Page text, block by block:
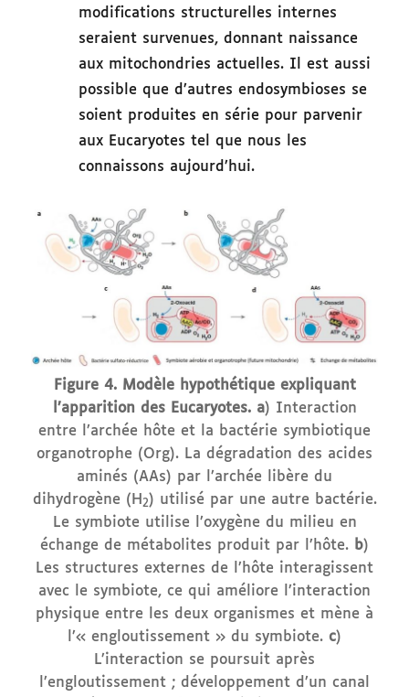
modifications structurelles internes
seraient survenues, donnant naissance
aux mitochondries actuelles. Il est aussi
possible que d’autres endosymbioses se
soient produites en série pour parvenir
aux Eucaryotes tel que nous les
connaissons aujourd’hui.
Figure 4. Modèle hypothétique expliquant
l’apparition des Eucaryotes. a) Interaction
entre l’archée hôte et la bactérie symbiotique
organotrophe (Org). La dégradation des acides
aminés (AAs) par l’archée libère du
dihydrogène (H 2) utilisé par une autre bactérie.
Le symbiote utilise l’oxygène du milieu en
échange de métabolites produit par l’hôte. b)
Les structures externes de l’hôte interagissent
avec le symbiote, ce qui améliore l’interaction
physique entre les deux organismes et mène à
l’« engloutissement » du symbiote. c)
L’interaction se poursuit après
l’engloutissement ; développement d’un canal